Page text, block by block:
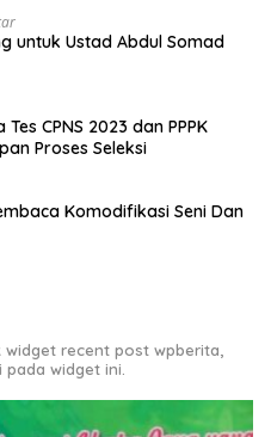
untuk Ustad Abdul Somad
CPNS 2023 dan PPPK
Proses Seleksi
Komodifikasi Seni Dan
recent post wpberita,
widget ini.